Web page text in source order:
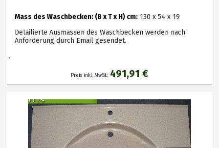
Mass des Waschbecken: (B x T x H) cm: 130 x 54 x 19
Detailierte Ausmassen des Waschbecken werden nach
Anforderung durch Email gesendet.
...
Preis inkl. MwSt.: 491,91 €